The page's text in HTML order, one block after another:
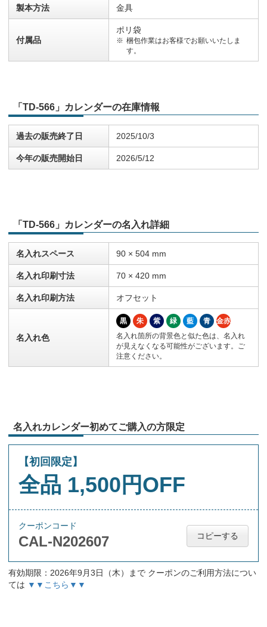
製本方法 金具
付属品
ポリ袋
梱包作業はお客様でお願いいたしま
す。
「TD-566」カレンダーの在庫情報
過去の販売終了日 2025/10/3
今年の販売開始日 2026/5/12
「TD-566」カレンダーの名入れ詳細
名入れスペース 90 × 504 mm
名入れ印刷寸法 70 × 420 mm
名入れ印刷方法 オフセット
名入れ色
黒 朱 紫 緑 藍 青
金赤
名入れ箇所の背景色と似た色は、名入れ
が見えなくなる可能性がございます。ご
注意ください。
名入れカレンダー初めてご購入の方限定
【初回限定】
全品 1,500円OFF
クーポンコード
CAL-N202607 コピーする
有効期限：2026年9月3日（木）まで クーポンのご利用方法につい
ては ▼▼こちら▼▼